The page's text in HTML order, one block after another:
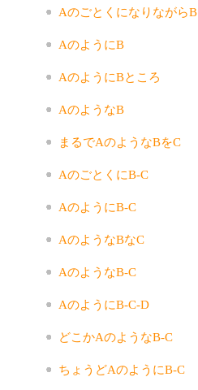
AのごとくになりながらB
AのようにB
AのようにBところ
AのようなB
まるでAのようなBをC
AのごとくにB-C
AのようにB-C
AのようなBなC
AのようなB-C
AのようにB-C-D
どこかAのようなB-C
ちょうどAのようにB-C